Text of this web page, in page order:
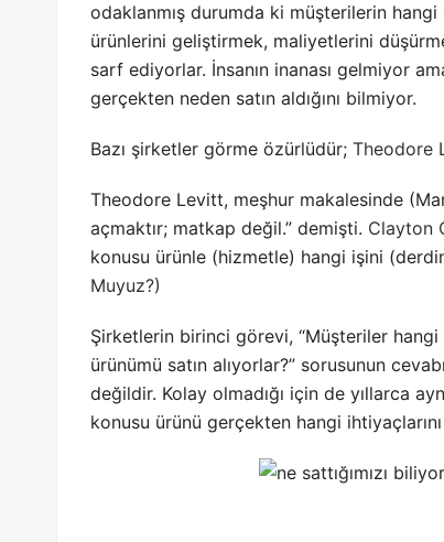
odaklanmış durumda ki müşterilerin hangi
ürünlerini geliştirmek, maliyetlerini
sarf ediyorlar. İnsanın inanası gelmiyor
gerçekten neden satın aldığını bilmiyor.
Bazı şirketler görme özürlüdür; Theodore
Theodore Levitt, meşhur makalesinde
açmaktır; matkap değil.” demişti. Clayton
konusu ürünle (hizmetle) hangi işini
Muyuz?)
Şirketlerin birinci görevi, “Müşteriler
ürünümü satın alıyorlar?” sorusunun
değildir. Kolay olmadığı için de yıllarca
konusu ürünü gerçekten hangi